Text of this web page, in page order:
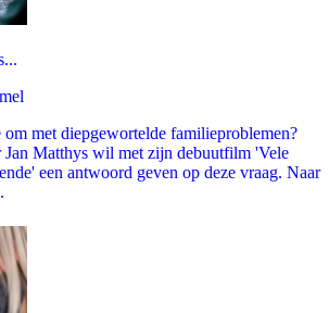
met diepgewortelde familieproblemen?
Jan Matthys wil met zijn debuutfilm 'Vele
een antwoord geven op deze vraag. Naar